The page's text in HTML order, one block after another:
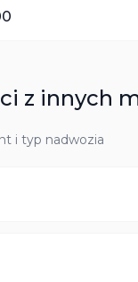
z innych
i typ nadwozia